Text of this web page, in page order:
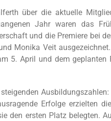
über die aktuelle
Jahr waren das
und die Premiere bei
Monika Veit
5. April und dem
Erfolge erzielten
den ersten Platz belegten.